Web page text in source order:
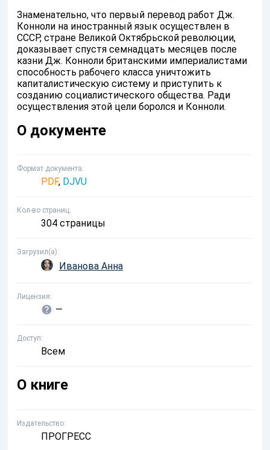
Знаменательно, что первый перевод работ Дж.
Конноли на иностранный язык осуществлен в
СССР, стране Великой Октябрьской революции,
доказывает спустя семнадцать месяцев после
казни Дж. Конноли британскими империалистами
способность рабочего класса уничтожить
капиталистическую систему и приступить к
созданию социалистического общества. Ради
осуществления этой цели боролся и Конноли.
О документе
Формат документа
PDF, DJVU
Кол-во страниц
304 страницы
Загрузил(а)
Иванова Анна
Лицензия
—
Доступ
Всем
О книге
Издательство
ПРОГРЕСС